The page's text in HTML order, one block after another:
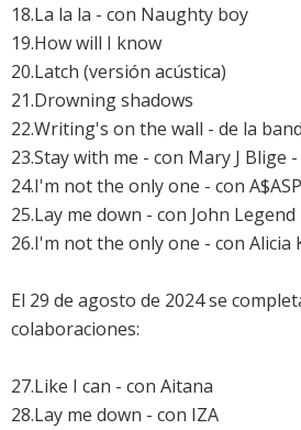
18.La la la - con Naughty boy
19.How will I know
20.Latch (versión acústica)
21.Drowning shadows
22.Writing's on the wall - de la
23.Stay with me - con Mary J Blige
24.I'm not the only one - con
25.Lay me down - con John Legend
26.I'm not the only one - con Alicia
El 29 de agosto de 2024 se
colaboraciones:
27.Like I can - con Aitana
28.Lay me down - con IZA